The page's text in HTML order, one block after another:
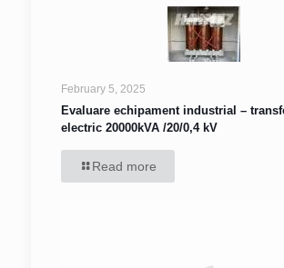
February 5, 2025
Evaluare echipament industrial –
electric 20000kVA /20/0,4 kV
Read more